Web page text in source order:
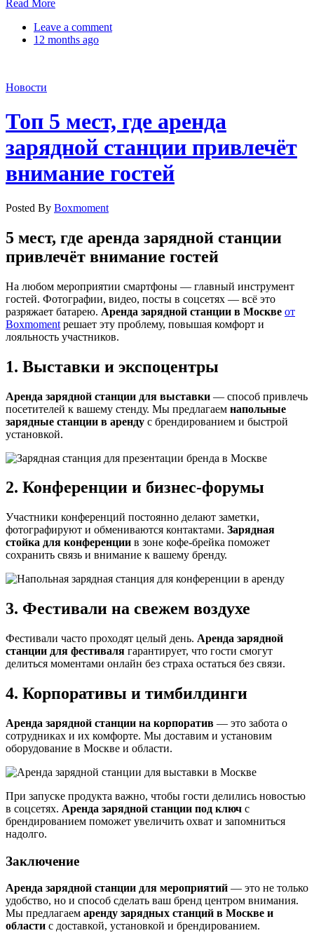
Read More
Leave a comment
12 months ago
Новости
Топ 5 мест, где аренда
зарядной станции привлечёт
внимание гостей
Posted By Boxmoment
5 мест, где аренда зарядной станции
привлечёт внимание гостей
На любом мероприятии смартфоны — главный инструмент
гостей. Фотографии, видео, посты в соцсетях — всё это
разряжает батарею. Аренда зарядной станции в Москве от
Boxmoment решает эту проблему, повышая комфорт и
лояльность участников.
1. Выставки и экспоцентры
Аренда зарядной станции для выставки — способ привлечь
посетителей к вашему стенду. Мы предлагаем напольные
зарядные станции в аренду с брендированием и быстрой
установкой.
2. Конференции и бизнес-форумы
Участники конференций постоянно делают заметки,
фотографируют и обмениваются контактами. Зарядная
стойка для конференции в зоне кофе-брейка поможет
сохранить связь и внимание к вашему бренду.
3. Фестивали на свежем воздухе
Фестивали часто проходят целый день. Аренда зарядной
станции для фестиваля гарантирует, что гости смогут
делиться моментами онлайн без страха остаться без связи.
4. Корпоративы и тимбилдинги
Аренда зарядной станции на корпоратив — это забота о
сотрудниках и их комфорте. Мы доставим и установим
оборудование в Москве и области.
При запуске продукта важно, чтобы гости делились новостью
в соцсетях. Аренда зарядной станции под ключ с
брендированием поможет увеличить охват и запомниться
надолго.
Заключение
Аренда зарядной станции для мероприятий — это не только
удобство, но и способ сделать ваш бренд центром внимания.
Мы предлагаем аренду зарядных станций в Москве и
области с доставкой, установкой и брендированием.